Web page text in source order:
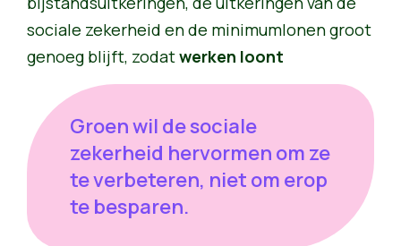
sociale zekerheid en de minimumlonen groot
genoeg blijft, zodatwerken loont
Groen wil de sociale
zekerheid hervormen om ze
te verbeteren, niet om erop
te besparen.